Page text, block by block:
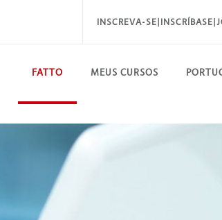
INSCREVA-
FATTO MEUS CURSOS